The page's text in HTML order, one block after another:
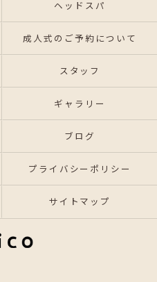
ヘッドスパ
成人式のご予約について
スタッフ
ギャラリー
ブログ
プライバシーポリシー
サイトマップ